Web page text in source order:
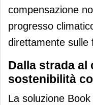
compensazione
progresso
direttamente sulle
Dalla strada al
sostenibilità
La soluzione